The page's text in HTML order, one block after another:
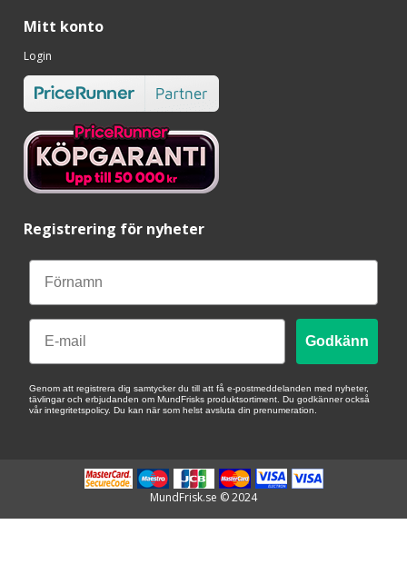
Mitt konto
Login
Registrering för nyheter
Email
Godkänn
Genom att registrera dig samtycker du till att få e-postmeddelanden med nyheter,
tävlingar och erbjudanden om MundFrisks produktsortiment. Du godkänner också
vår integritetspolicy. Du kan när som helst avsluta din prenumeration.
MundFrisk.se © 2024